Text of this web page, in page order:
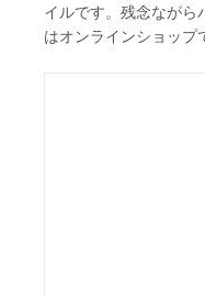
イルです。残念ながら
はオンラインショップ